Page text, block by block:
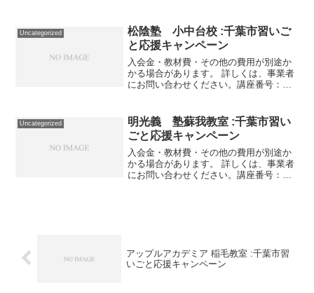
Uncategorized
松陰塾 小中台校 :千葉市習いご
と応援キャンペーン
入会金・教材費・その他の費用が別途か
かる場合があります。 詳しくは、事業者
にお問い合わせください。講座番号：
2022/03/315教科 週5日/...
Uncategorized
明光義 塾蘇我教室 :千葉市習い
ごと応援キャンペーン
入会金・教材費・その他の費用が別途か
かる場合があります。 詳しくは、事業者
にお問い合わせください。講座番号：
アップルアカデミア 稲毛教室 :千葉市習
いごと応援キャンペーン